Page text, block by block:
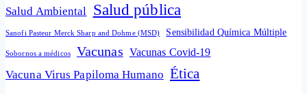
Salud Ambiental Salud pública
Sanofi Pasteur Merck Sharp and Dohme (MSD) Sensibilidad Química Múltiple
Sobornos a médicos Vacunas Vacunas Covid-19
Vacuna Virus Papiloma Humano Ética